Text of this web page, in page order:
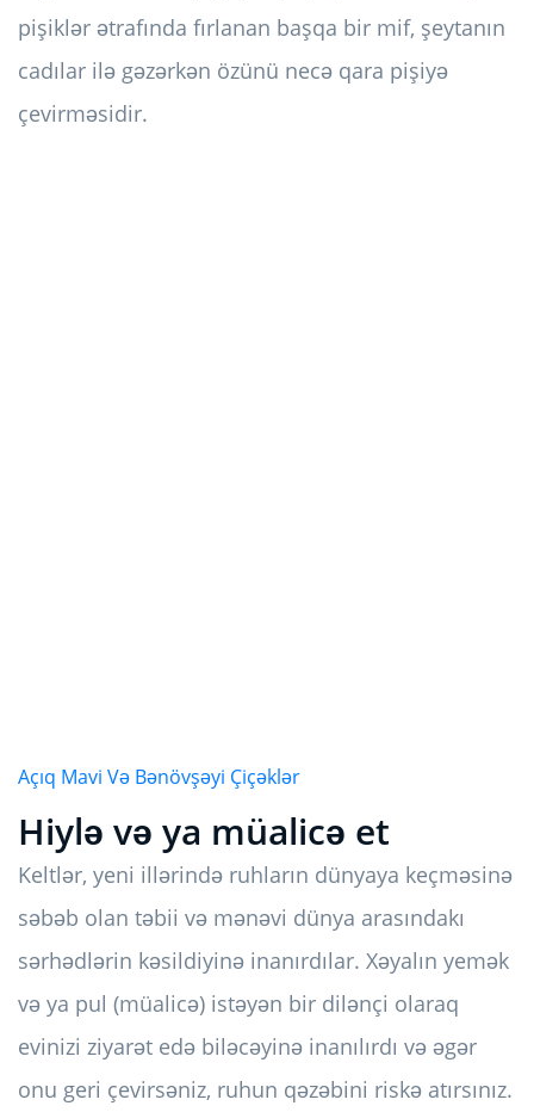
pişiklər ətrafında fırlanan başqa bir mif, şeytanın
cadılar ilə gəzərkən özünü necə qara pişiyə
çevirməsidir.
Açıq Mavi Və Bənövşəyi Çiçəklər
Hiylə və ya müalicə et
Keltlər, yeni illərində ruhların dünyaya keçməsinə
səbəb olan təbii və mənəvi dünya arasındakı
sərhədlərin kəsildiyinə inanırdılar. Xəyalın yemək
və ya pul (müalicə) istəyən bir dilənçi olaraq
evinizi ziyarət edə biləcəyinə inanılırdı və əgər
onu geri çevirsəniz, ruhun qəzəbini riskə atırsınız.